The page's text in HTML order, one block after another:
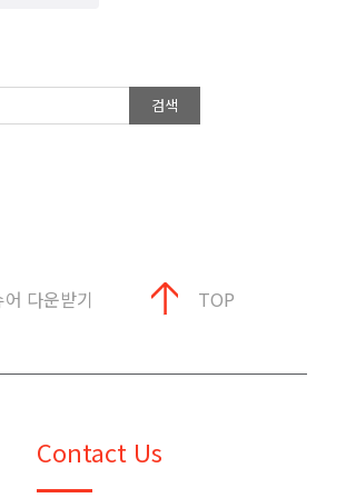
검색
Contact Us
다운받기 TOP